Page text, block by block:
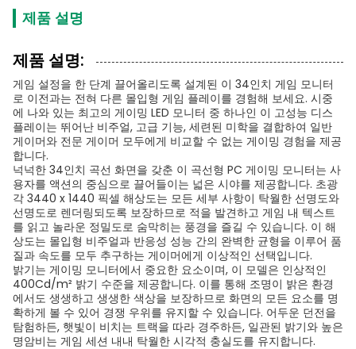
제품 설명
제품 설명:
게임 설정을 한 단계 끌어올리도록 설계된 이 34인치 게임 모니터
로 이전과는 전혀 다른 몰입형 게임 플레이를 경험해 보세요. 시중
에 나와 있는 최고의 게이밍 LED 모니터 중 하나인 이 고성능 디스
플레이는 뛰어난 비주얼, 고급 기능, 세련된 미학을 결합하여 일반
게이머와 전문 게이머 모두에게 비교할 수 없는 게이밍 경험을 제공
합니다.
넉넉한 34인치 곡선 화면을 갖춘 이 곡선형 PC 게이밍 모니터는 사
용자를 액션의 중심으로 끌어들이는 넓은 시야를 제공합니다. 초광
각 3440 x 1440 픽셀 해상도는 모든 세부 사항이 탁월한 선명도와
선명도로 렌더링되도록 보장하므로 적을 발견하고 게임 내 텍스트
를 읽고 놀라운 정밀도로 숨막히는 풍경을 즐길 수 있습니다. 이 해
상도는 몰입형 비주얼과 반응성 성능 간의 완벽한 균형을 이루어 품
질과 속도를 모두 추구하는 게이머에게 이상적인 선택입니다.
밝기는 게이밍 모니터에서 중요한 요소이며, 이 모델은 인상적인
400Cd/m² 밝기 수준을 제공합니다. 이를 통해 조명이 밝은 환경
에서도 생생하고 생생한 색상을 보장하므로 화면의 모든 요소를 ​​명
확하게 볼 수 있어 경쟁 우위를 유지할 수 있습니다. 어두운 던전을
탐험하든, 햇빛이 비치는 트랙을 따라 경주하든, 일관된 밝기와 높은
명암비는 게임 세션 내내 탁월한 시각적 충실도를 유지합니다.